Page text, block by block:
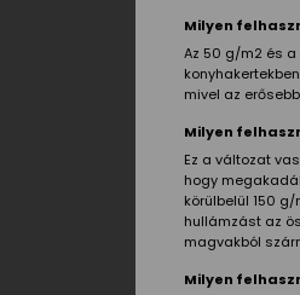
Milyen
Az 50 g/m2 és
mivel az
Milyen
Ez a változat
hogy
körülbelül 150
hullámzást az
magvakból
Milyen